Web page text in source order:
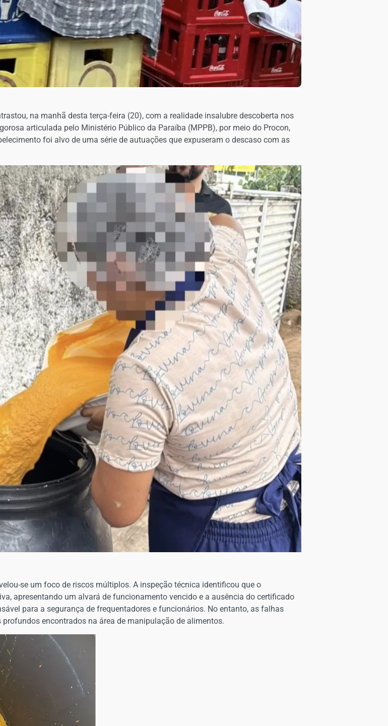
na manhã desta terça-feira (20), com a realidade insalubre descoberta nos
articulada pelo Ministério Público da Paraíba (MPPB), por meio do Procon,
foi alvo de uma série de autuações que expuseram o descaso com as
se um foco de riscos múltiplos. A inspeção técnica identificou que o
apresentando um alvará de funcionamento vencido e a ausência do certificado
para a segurança de frequentadores e funcionários. No entanto, as falhas
encontrados na área de manipulação de alimentos.